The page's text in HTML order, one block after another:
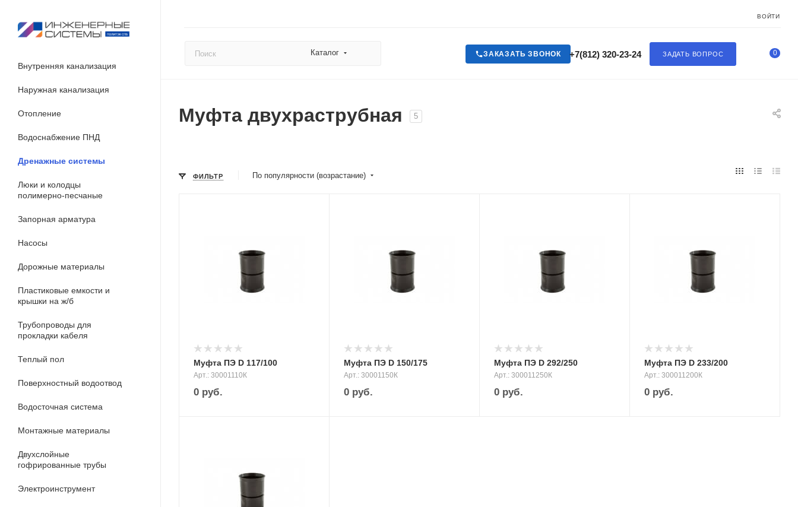
ВОЙТИ
Каталог ЗАДАТЬ ВОПРОС
+7(812) 320-23-24
ЗАКАЗАТЬ ЗВОНОК 0
Внутренняя канализация
Наружная канализация
Отопление
Водоснабжение ПНД
Дренажные системы
Люки и колодцы
полимерно-песчаные
Запорная арматура
Насосы
Дорожные материалы
Пластиковые емкости и
крышки на ж/б
Трубопроводы для
прокладки кабеля
Теплый пол
Поверхностный водоотвод
Водосточная система
Монтажные материалы
Двухслойные
гофрированные трубы
Электроинструмент
Муфта двухраструбная 5
ФИЛЬТР По популярности (возрастание)
Муфта ПЭ D 117/100
Арт.: 30001110К
0 руб.
Муфта ПЭ D 150/175
Арт.: 30001150К
0 руб.
Муфта ПЭ D 292/250
Арт.: 300011250К
0 руб.
Муфта ПЭ D 233/200
Арт.: 300011200К
0 руб.